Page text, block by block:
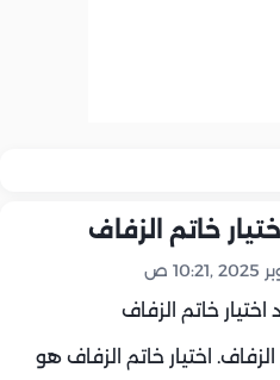
الزفاف. اختيار خاتم الزفاف هو